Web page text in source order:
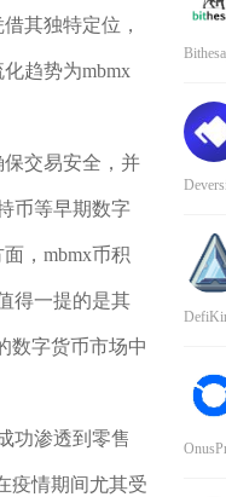
其独特定位，
趋势为mbmx
交易安全，并
币等早期数字
，mbmx币积
得一提的是其
数字货币市场中
功渗透到零售
疫情期间尤其受